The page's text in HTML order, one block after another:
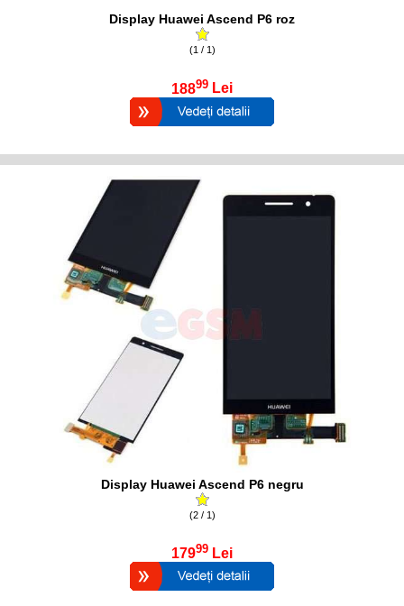
Display Huawei Ascend P6 roz
(1 / 1)
18899 Lei
Display Huawei Ascend P6 negru
(2 / 1)
17999 Lei